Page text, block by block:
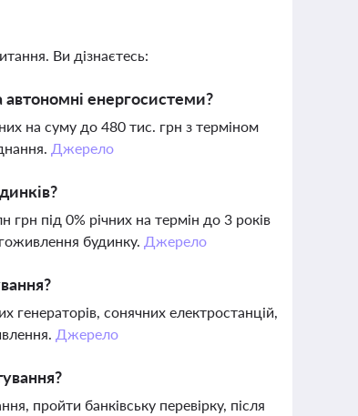
Ви дізнаєтесь:
енергосистеми?
на суму до 480 тис. грн з терміном
Джерело
під 0% річних на термін до 3 років
будинку. Джерело
сонячних електростанцій,
Джерело
пройти банківську перевірку, після